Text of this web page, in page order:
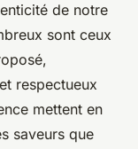
de notre
sont ceux
respectueux
mettent en
saveurs que